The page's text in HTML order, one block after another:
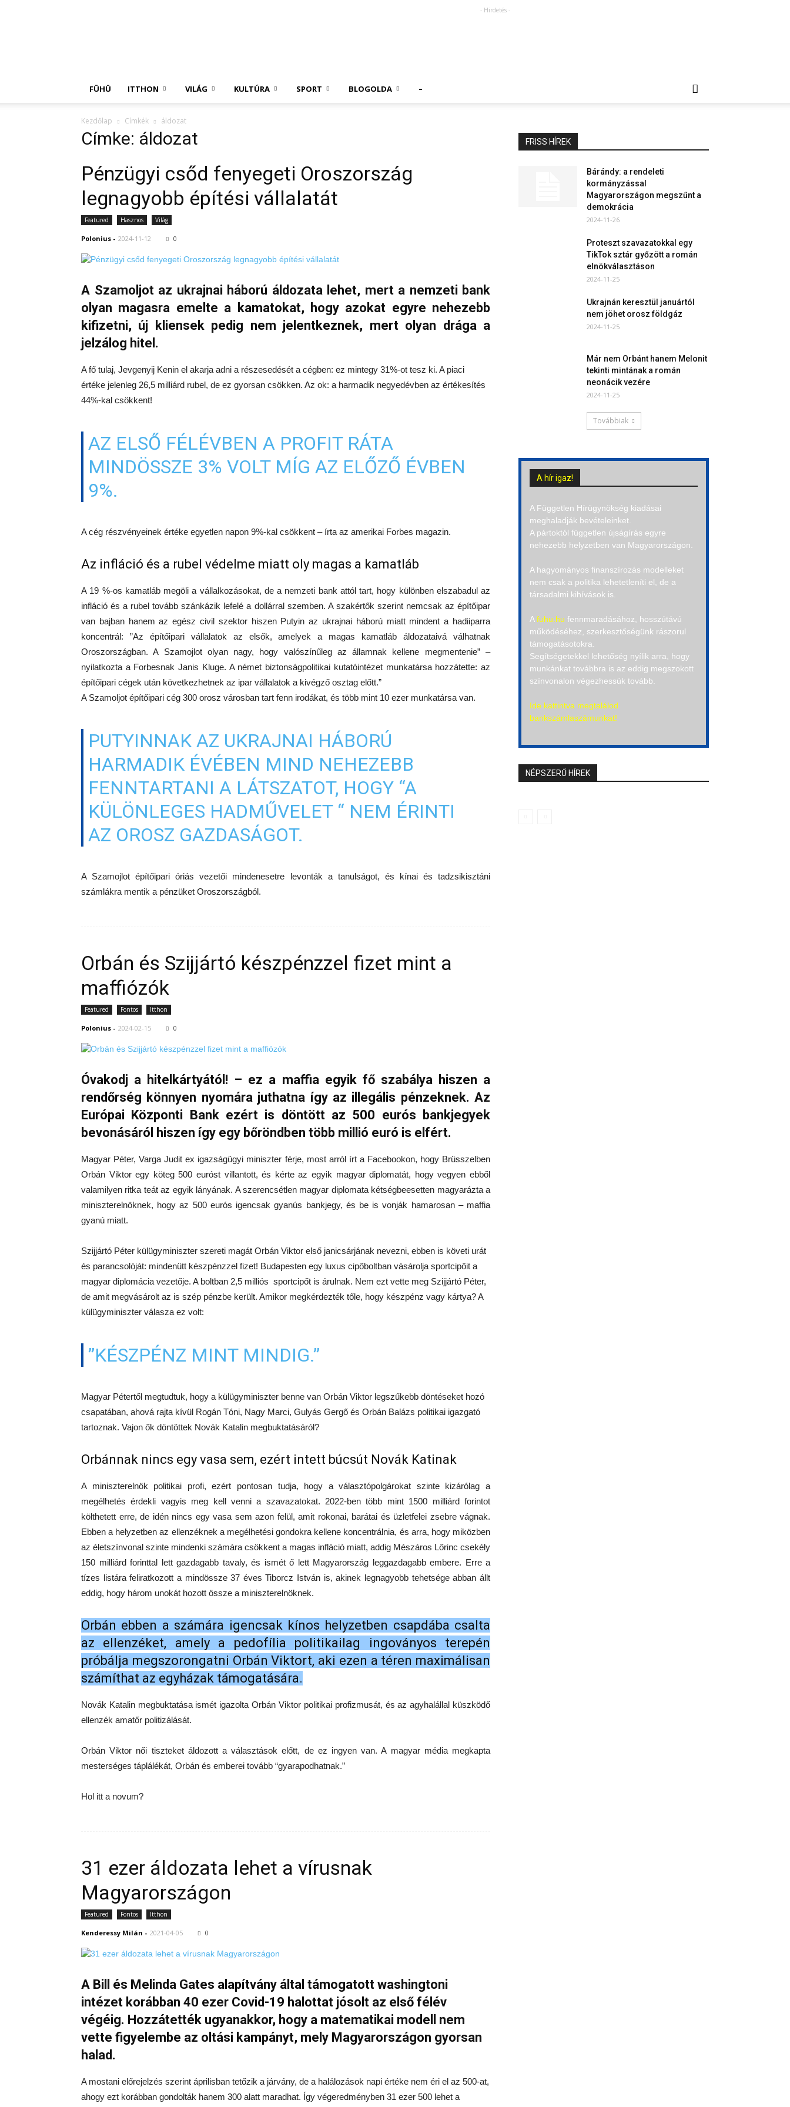
- Hirdetés -
FÜHÜ ITTHON VILÁG KULTÚRA SPORT BLOGOLDA –
Kezdőlap Címkék áldozat
Címke: áldozat
Pénzügyi csőd fenyegeti Oroszország
legnagyobb építési vállalatát
Featured Hasznos Világ
Polonius - 2024-11-12 0
A Szamoljot az ukrajnai háború áldozata lehet, mert a nemzeti bank
olyan magasra emelte a kamatokat, hogy azokat egyre nehezebb
kifizetni, új kliensek pedig nem jelentkeznek, mert olyan drága a
jelzálog hitel.
A fő tulaj, Jevgenyij Kenin el akarja adni a részesedését a cégben: ez mintegy 31%-ot tesz ki. A piaci
értéke jelenleg 26,5 milliárd rubel, de ez gyorsan csökken. Az ok: a harmadik negyedévben az értékesítés
44%-kal csökkent!
AZ ELSŐ FÉLÉVBEN A PROFIT RÁTA
MINDÖSSZE 3% VOLT MÍG AZ ELŐZŐ ÉVBEN
9%.
A cég részvényeinek értéke egyetlen napon 9%-kal csökkent – írta az amerikai Forbes magazin.
Az infláció és a rubel védelme miatt oly magas a kamatláb
A 19 %-os kamatláb megöli a vállalkozásokat, de a nemzeti bank attól tart, hogy különben elszabadul az
infláció és a rubel tovább szánkázik lefelé a dollárral szemben. A szakértők szerint nemcsak az építőipar
van bajban hanem az egész civil szektor hiszen Putyin az ukrajnai háború miatt mindent a hadiiparra
koncentrál: ”Az építőipari vállalatok az elsők, amelyek a magas kamatláb áldozataivá válhatnak
Oroszországban. A Szamojlot olyan nagy, hogy valószínűleg az államnak kellene megmentenie” –
nyilatkozta a Forbesnak Janis Kluge. A német biztonságpolitikai kutatóintézet munkatársa hozzátette: az
építőipari cégek után következhetnek az ipar vállalatok a kivégző osztag előtt.”
A Szamoljot építőipari cég 300 orosz városban tart fenn irodákat, és több mint 10 ezer munkatársa van.
PUTYINNAK AZ UKRAJNAI HÁBORÚ
HARMADIK ÉVÉBEN MIND NEHEZEBB
FENNTARTANI A LÁTSZATOT, HOGY “A
KÜLÖNLEGES HADMŰVELET “ NEM ÉRINTI
AZ OROSZ GAZDASÁGOT.
A Szamojlot építőipari óriás vezetői mindenesetre levonták a tanulságot, és kínai és tadzsikisztáni
számlákra mentik a pénzüket Oroszországból.
Orbán és Szijjártó készpénzzel fizet mint a
maffiózók
Featured Fontos Itthon
Polonius - 2024-02-15 0
Óvakodj a hitelkártyától! – ez a maffia egyik fő szabálya hiszen a
rendőrség könnyen nyomára juthatna így az illegális pénzeknek. Az
Európai Központi Bank ezért is döntött az 500 eurós bankjegyek
bevonásáról hiszen így egy bőröndben több millió euró is elfért.
Magyar Péter, Varga Judit ex igazságügyi miniszter férje, most arról írt a Facebookon, hogy Brüsszelben
Orbán Viktor egy köteg 500 euróst villantott, és kérte az egyik magyar diplomatát, hogy vegyen ebből
valamilyen ritka teát az egyik lányának. A szerencsétlen magyar diplomata kétségbeesetten magyarázta a
miniszterelnöknek, hogy az 500 eurós igencsak gyanús bankjegy, és be is vonják hamarosan – maffia
gyanú miatt.
Szijjártó Péter külügyminiszter szereti magát Orbán Viktor első janicsárjának nevezni, ebben is követi urát
és parancsolóját: mindenütt készpénzzel fizet! Budapesten egy luxus cipőboltban vásárolja sportcipőit a
magyar diplomácia vezetője. A boltban 2,5 milliós sportcipőt is árulnak. Nem ezt vette meg Szijjártó Péter,
de amit megvásárolt az is szép pénzbe került. Amikor megkérdezték tőle, hogy készpénz vagy kártya? A
külügyminiszter válasza ez volt:
”KÉSZPÉNZ MINT MINDIG.”
Magyar Pétertől megtudtuk, hogy a külügyminiszter benne van Orbán Viktor legszűkebb döntéseket hozó
csapatában, ahová rajta kívül Rogán Tóni, Nagy Marci, Gulyás Gergő és Orbán Balázs politikai igazgató
tartoznak. Vajon ők döntöttek Novák Katalin megbuktatásáról?
Orbánnak nincs egy vasa sem, ezért intett búcsút Novák Katinak
A miniszterelnök politikai profi, ezért pontosan tudja, hogy a választópolgárokat szinte kizárólag a
megélhetés érdekli vagyis meg kell venni a szavazatokat. 2022-ben több mint 1500 milliárd forintot
költhetett erre, de idén nincs egy vasa sem azon felül, amit rokonai, barátai és üzletfelei zsebre vágnak.
Ebben a helyzetben az ellenzéknek a megélhetési gondokra kellene koncentrálnia, és arra, hogy miközben
az életszínvonal szinte mindenki számára csökkent a magas infláció miatt, addig Mészáros Lőrinc csekély
150 milliárd forinttal lett gazdagabb tavaly, és ismét ő lett Magyarország leggazdagabb embere. Erre a
tízes listára feliratkozott a mindössze 37 éves Tiborcz István is, akinek legnagyobb tehetsége abban állt
eddig, hogy három unokát hozott össze a miniszterelnöknek.
Orbán ebben a számára igencsak kínos helyzetben csapdába csalta
az ellenzéket, amely a pedofília politikailag ingoványos terepén
próbálja megszorongatni Orbán Viktort, aki ezen a téren maximálisan
számíthat az egyházak támogatására.
Novák Katalin megbuktatása ismét igazolta Orbán Viktor politikai profizmusát, és az agyhalállal küszködő
ellenzék amatőr politizálását.
Orbán Viktor női tiszteket áldozott a választások előtt, de ez ingyen van. A magyar média megkapta
mesterséges táplálékát, Orbán és emberei tovább “gyarapodhatnak.”
Hol itt a novum?
31 ezer áldozata lehet a vírusnak
Magyarországon
Featured Fontos Itthon
Kenderessy Milán - 2021-04-05 0
A Bill és Melinda Gates alapítvány által támogatott washingtoni
intézet korábban 40 ezer Covid-19 halottat jósolt az első félév
végéig. Hozzátették ugyanakkor, hogy a matematikai modell nem
vette figyelembe az oltási kampányt, mely Magyarországon gyorsan
halad.
A mostani előrejelzés szerint áprilisban tetőzik a járvány, de a halálozások napi értéke nem éri el az 500-at,
ahogy ezt korábban gondolták hanem 300 alatt maradhat. Így végeredményben 31 ezer 500 lehet a
FRISS HÍREK
Bárándy: a rendeleti
kormányzással
Magyarországon megszűnt a
demokrácia
2024-11-26
Proteszt szavazatokkal egy
TikTok sztár győzött a román
elnökválasztáson
2024-11-25
Ukrajnán keresztül januártól
nem jöhet orosz földgáz
2024-11-25
Már nem Orbánt hanem Melonit
tekinti mintának a román
neonácik vezére
2024-11-25
Továbbiak
A hír igaz!
A Független Hírügynökség kiadásai
meghaladják bevételeinket.
A pártoktól független újságírás egyre
nehezebb helyzetben van Magyarországon.
A hagyományos finanszírozás modelleket
nem csak a politika lehetetleníti el, de a
társadalmi kihívások is.
Afuhu.hu fennmaradásához, hosszútávú
működéséhez, szerkesztőségünk rászorul
támogatásotokra.
Segítségetekkel lehetőség nyílik arra, hogy
munkánkat továbbra is az eddig megszokott
színvonalon végezhessük tovább.
Ide kattintva megtalálod
bankszámlaszámunkat!
NÉPSZERŰ HÍREK